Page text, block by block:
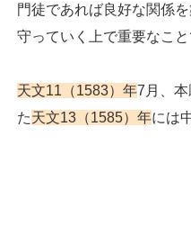
門徒であれば良好な関係
守っていく上で重要なこと
天文11（1583）年7月、本
た天文13（1585）年には